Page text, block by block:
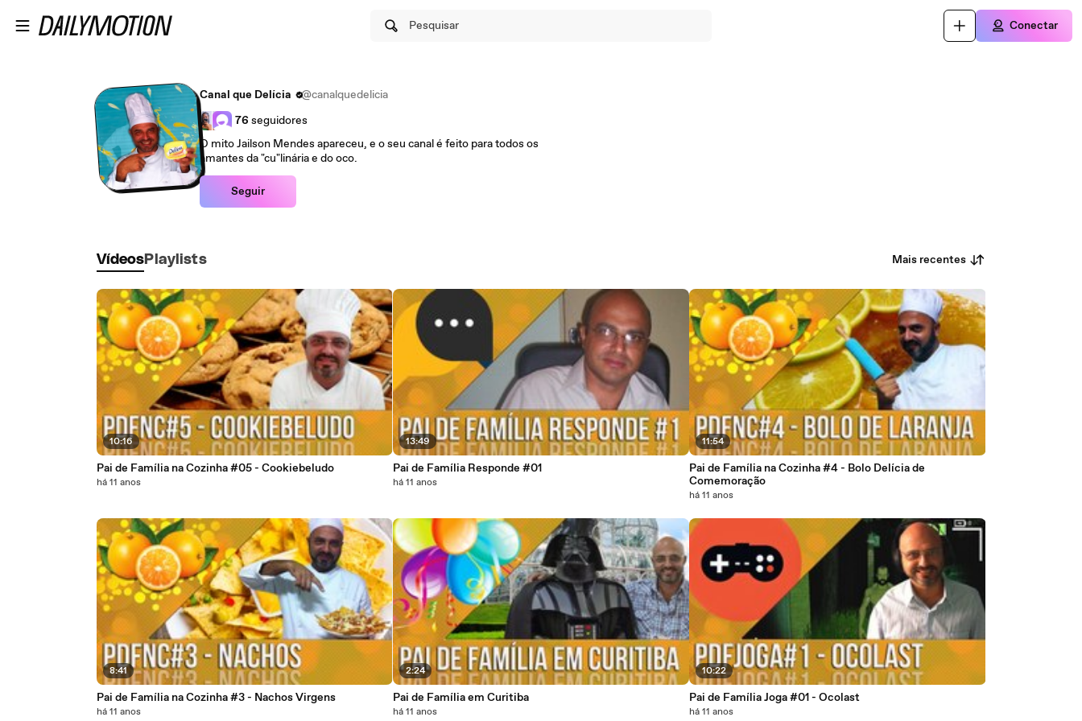
Pesquisar Conectar
Canal que Delícia
@canalquedelicia
76 seguidores
O mito Jailson Mendes apareceu, e o seu canal é feito para todos os
amantes da "cu"linária e do oco.
Seguir
Vídeos Playlists Mais recentes
10:16
Pai de Família na Cozinha #05 - Cookiebeludo
há 11 anos
8:41
Pai de Família na Cozinha #3 - Nachos Virgens
há 11 anos
13:49
Pai de Família Responde #01
há 11 anos
2:24
Pai de Família em Curitiba
há 11 anos
11:54
Pai de Família na Cozinha #4 - Bolo Delícia de
Comemoração
há 11 anos
10:22
Pai de Família Joga #01 - Ocolast
há 11 anos